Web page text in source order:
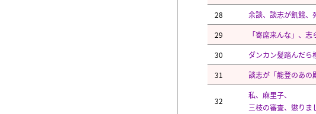
28
余談、談志が飢餓、
29
「寄席来んな」、
30
ダンカン髪踏んだら
31
談志が「能登のあの
32
私、麻里子、
三枝の審査、懲りま